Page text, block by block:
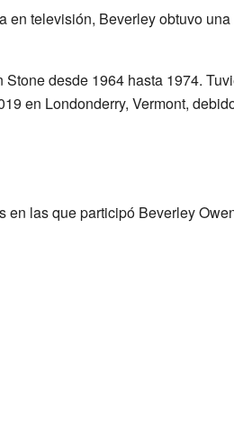
en televisión, Beverley obtuvo
desde 1964 hasta 1974.
en Londonderry, Vermont,
en las que participó Beverley